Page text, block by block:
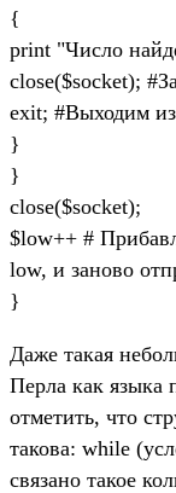
{
print "Число
close($socket);
exit; #Выходим
}
}
close($socket);
$low++ #
low, и заново
}
Даже такая
Перла как языка
отметить, что
такова: while
связано такое